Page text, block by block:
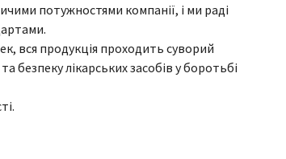
потужностями компанії, і ми раді
вся продукція проходить суворий
безпеку лікарських засобів у боротьбі